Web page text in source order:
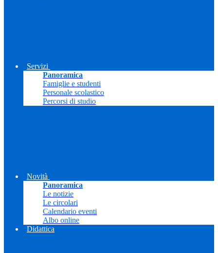
Servizi
Panoramica
Famiglie e studenti
Personale scolastico
Percorsi di studio
Novità
Panoramica
Le notizie
Le circolari
Calendario eventi
Albo online
Didattica